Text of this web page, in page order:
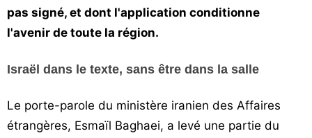
pas signé, et dont l'application conditionne
l'avenir de toute la région.
Israël dans le texte, sans être dans la salle
Le porte-parole du ministère iranien des Affaires
étrangères, Esmaïl Baghaei, a levé une partie du